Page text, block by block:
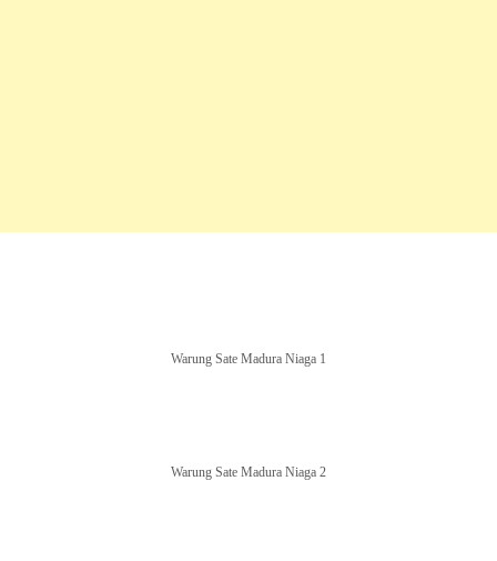
Warung Sate Madura Niaga 1
Warung Sate Madura Niaga 2